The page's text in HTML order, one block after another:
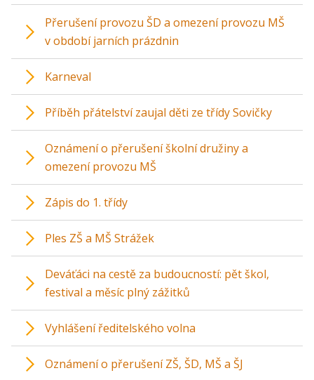
Přerušení provozu ŠD a omezení provozu MŠ
v období jarních prázdnin
Karneval
Příběh přátelství zaujal děti ze třídy Sovičky
Oznámení o přerušení školní družiny a
omezení provozu MŠ
Zápis do 1. třídy
Ples ZŠ a MŠ Strážek
Deváťáci na cestě za budoucností: pět škol,
festival a měsíc plný zážitků
Vyhlášení ředitelského volna
Oznámení o přerušení ZŠ, ŠD, MŠ a ŠJ